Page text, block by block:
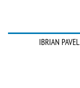
IBRIAN PAVEL